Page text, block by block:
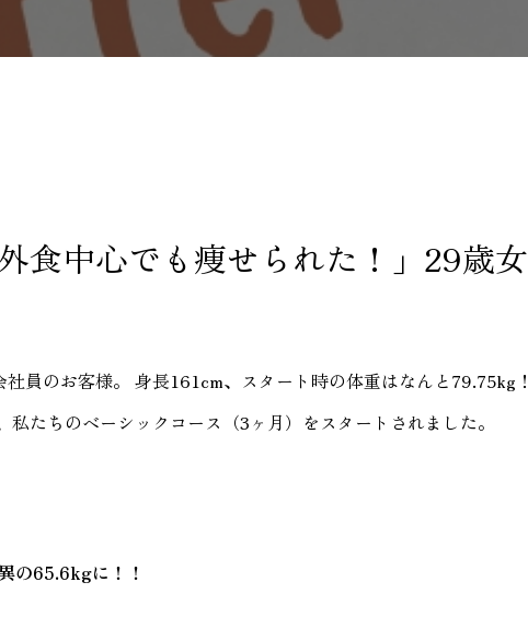
食中心でも痩せられた！」29歳女
員のお客様。 身長161cm、スタート時の体重はなんと79.75kg！
たちのベーシックコース（3ヶ月）をスタートされました。
の65.6kgに！！